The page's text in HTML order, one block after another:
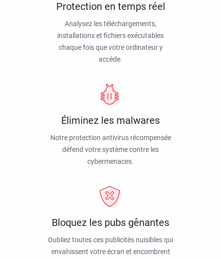
Protection en temps réel
Analysez les téléchargements,
installations et fichiers exécutables
chaque fois que votre ordinateur y
accède.
Éliminez les malwares
Notre protection antivirus récompensée
défend votre système contre les
cybermenaces.
Bloquez les pubs gênantes
Oubliez toutes ces publicités nuisibles qui
envahissent votre écran et encombrent